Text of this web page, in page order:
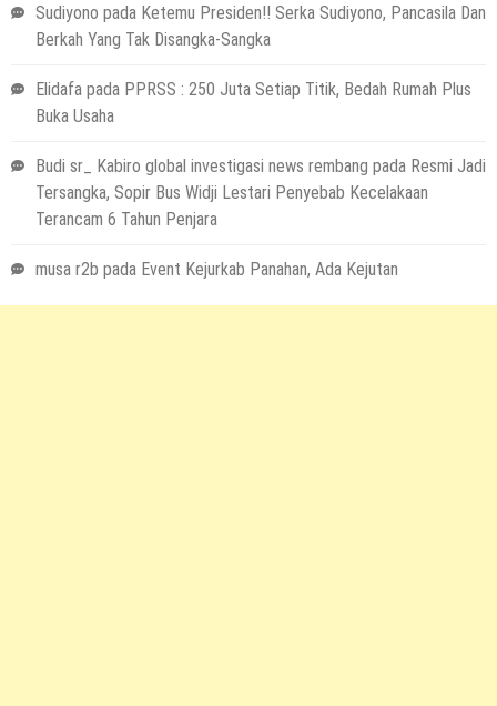
Sudiyono pada Ketemu Presiden!! Serka Sudiyono, Pancasila Dan
Berkah Yang Tak Disangka-Sangka
Elidafa pada PPRSS : 250 Juta Setiap Titik, Bedah Rumah Plus
Buka Usaha
Budi sr_ Kabiro global investigasi news rembang pada Resmi Jadi
Tersangka, Sopir Bus Widji Lestari Penyebab Kecelakaan
Terancam 6 Tahun Penjara
musa r2b pada Event Kejurkab Panahan, Ada Kejutan